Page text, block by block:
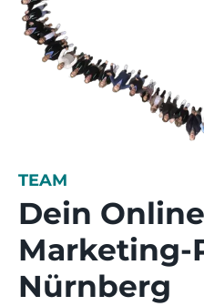
TEAM
Dein
Marketing-
Nürnberg